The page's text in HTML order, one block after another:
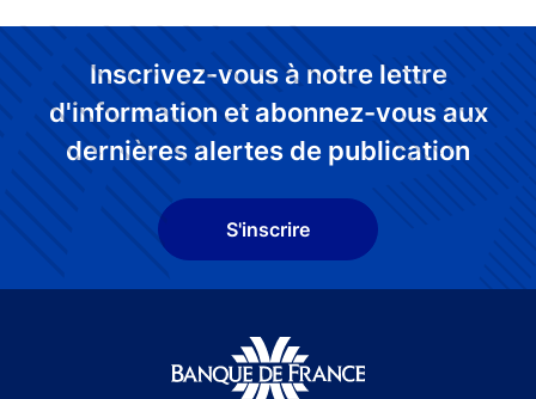
Inscrivez-vous à notre lettre
d'information et abonnez-vous aux
dernières alertes de publication
S'inscrire